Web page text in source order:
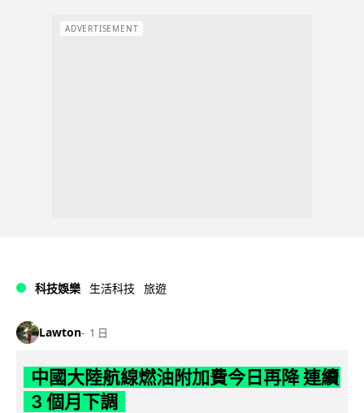
ADVERTISEMENT
科技娛樂 生活科技 旅遊
Lawton 1 日
中國大陸航線燃油附加費今日再降 連續
3 個月下調